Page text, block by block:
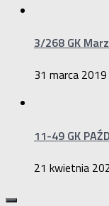
3/268 GK
31 marca 2019
11-49 GK
21 kwietnia